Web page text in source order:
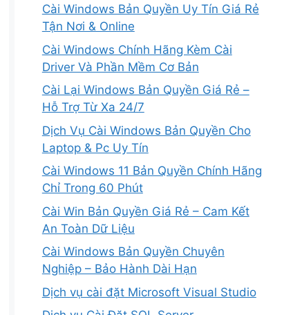
Cài Windows Bản Quyền Uy Tín Giá Rẻ
Tận Nơi & Online
Cài Windows Chính Hãng Kèm Cài
Driver Và Phần Mềm Cơ Bản
Cài Lại Windows Bản Quyền Giá Rẻ –
Hỗ Trợ Từ Xa 24/7
Dịch Vụ Cài Windows Bản Quyền Cho
Laptop & Pc Uy Tín
Cài Windows 11 Bản Quyền Chính Hãng
Chỉ Trong 60 Phút
Cài Win Bản Quyền Giá Rẻ – Cam Kết
An Toàn Dữ Liệu
Cài Windows Bản Quyền Chuyên
Nghiệp – Bảo Hành Dài Hạn
Dịch vụ cài đặt Microsoft Visual Studio